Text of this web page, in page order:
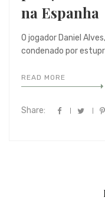
na Espanha
O jogador Daniel
condenado por
READ MORE
Share: